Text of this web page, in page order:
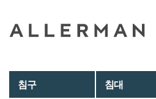
침구 침대